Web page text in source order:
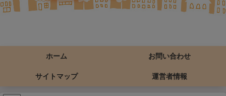
ホーム お問い合わせ
サイトマップ 運営者情報